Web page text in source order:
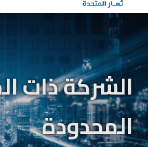
الشركة ذات
المحدودة